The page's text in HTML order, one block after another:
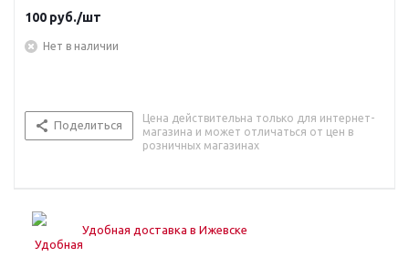
100 руб./шт
Нет в наличии
Поделиться
Цена действительна только для интернет-
магазина и может отличаться от цен в
розничных магазинах
Удобная доставка в Ижевске